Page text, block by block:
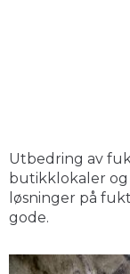
Utbedring av
butikklokaler og
løsninger på
gode.